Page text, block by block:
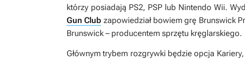
którzy posiadają PS2, PSP lub Nintendo Wii.
Gun Club zapowiedział bowiem grę Brunswick
Brunswick – producentem sprzętu kręglarskiego.
Głównym trybem rozgrywki będzie opcja